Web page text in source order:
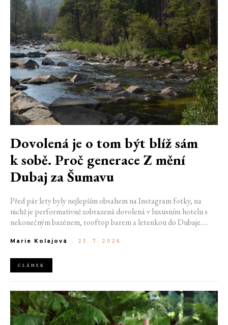
Dovolená je o tom být blíž sám
k sobě. Proč generace Z mění
Dubaj za Šumavu
Před pár lety byly nejlepším obsahem na Instagram fotky, na
nichž je performativně zobrazená dovolená v luxusním hotelu s
nekonečným bazénem, rooftop barem a letenkou do Dubaje.
horách. Ranní koupání v lomu. Výlet vlakem na Šumavu.
Marie Kolajová - 23. 7. 2026
ČLÁNEK